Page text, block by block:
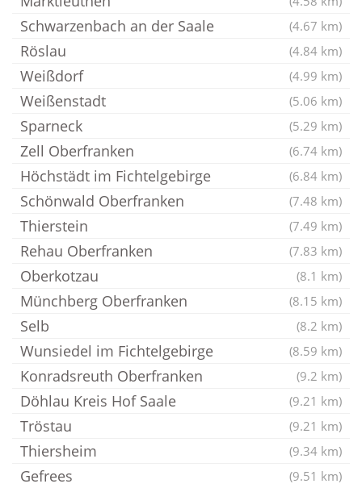
Schwarzenbach an der Saale (4.67 km)
Röslau (4.84 km)
Weißdorf (4.99 km)
Weißenstadt (5.06 km)
Sparneck (5.29 km)
Zell Oberfranken (6.74 km)
Höchstädt im Fichtelgebirge (6.84 km)
Schönwald Oberfranken (7.48 km)
Thierstein (7.49 km)
Rehau Oberfranken (7.83 km)
Oberkotzau (8.1 km)
Münchberg Oberfranken (8.15 km)
Selb (8.2 km)
Wunsiedel im Fichtelgebirge (8.59 km)
Konradsreuth Oberfranken (9.2 km)
Döhlau Kreis Hof Saale (9.21 km)
Tröstau (9.21 km)
Thiersheim (9.34 km)
Gefrees (9.51 km)